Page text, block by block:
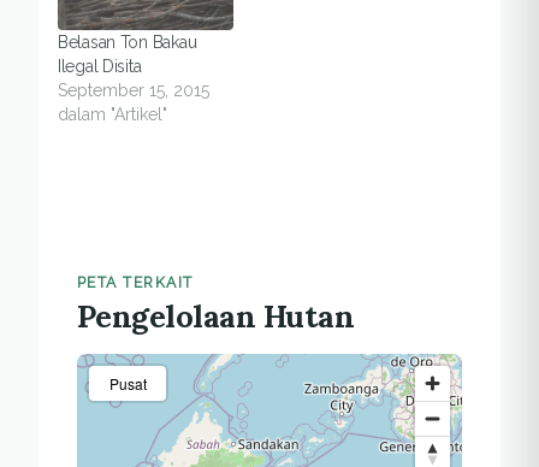
Belasan Ton Bakau
Ilegal Disita
September 15, 2015
dalam "Artikel"
PETA TERKAIT
Pengelolaan Hutan
Pusat